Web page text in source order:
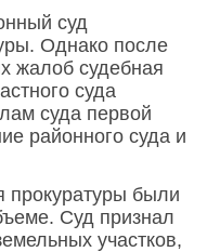
суд
Однако после
жалоб судебная
суда
суда первой
районного суда и
прокуратуры были
Суд признал
участков,